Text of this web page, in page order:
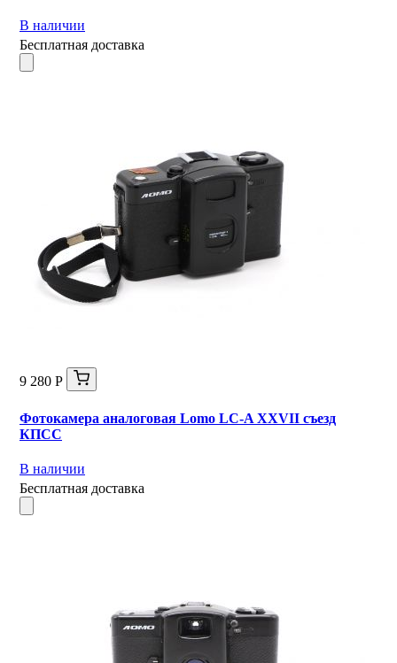
В наличии
Бесплатная доставка
9 280 Р
Фотокамера аналоговая Lomo LC-A XXVII съезд
КПСС
В наличии
Бесплатная доставка